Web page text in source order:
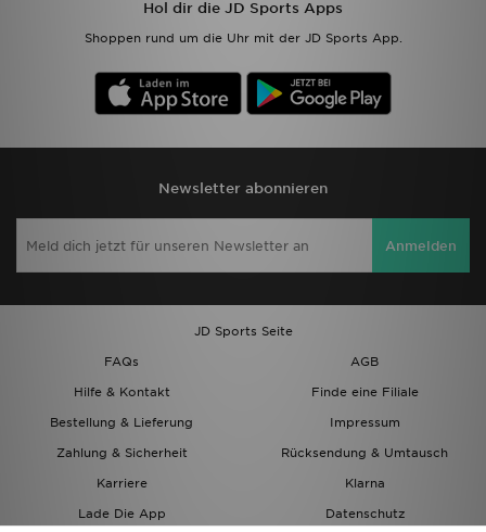
Hol dir die JD Sports Apps
Shoppen rund um die Uhr mit der JD Sports App.
Newsletter abonnieren
Anmelden
JD Sports Seite
FAQs
AGB
Hilfe & Kontakt
Finde eine Filiale
Bestellung & Lieferung
Impressum
Zahlung & Sicherheit
Rücksendung & Umtausch
Karriere
Klarna
Lade Die App
Datenschutz